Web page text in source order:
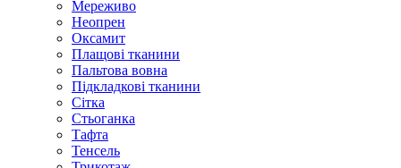
Мереживо
Неопрен
Оксамит
Плащові тканини
Пальтова вовна
Підкладкові тканини
Сітка
Стьоганка
Тафта
Тенсель